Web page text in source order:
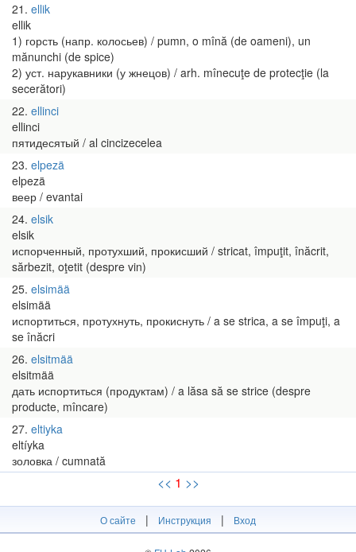
21 ellik
ellik
1) горсть (напр. колосьев) / pumn, o mînă (de oameni), un
mănunchi (de spice)
2) уст. нарукавники (у жнецов) / arh. mînecuţe de protecţie (la
secerători)
22 ellinci
ellinci
пятидесятый / al cincizecelea
23 elpezä
elpezä
веер / evantai
24 elsik
elsik
испорченный, протухший, прокисший / stricat, împuţit, înăcrit,
sărbezit, oţetit (despre vin)
25 elsimää
elsimää
испортиться, протухнуть, прокиснуть / a se strica, a se împuţi, a
se înăcri
26 elsitmää
elsitmää
дать испортиться (продуктам) / a lăsa să se strice (despre
producte, mîncare)
27 eltiyka
eltíyka
золовка / cumnată
<< 1 >>
О сайте | Инструкция | Вход